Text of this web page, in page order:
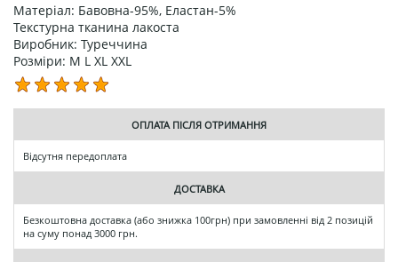
Матеріал: Бавовна-95%, Еластан-5%
Текстурна тканина лакоста
Виробник: Туреччина
Розміри: M L XL XXL
ОПЛАТА ПІСЛЯ ОТРИМАННЯ
Відсутня передоплата
ДОСТАВКА
Безкоштовна доставка (або знижка 100грн) при замовленні від 2 позицій
на суму понад 3000 грн.